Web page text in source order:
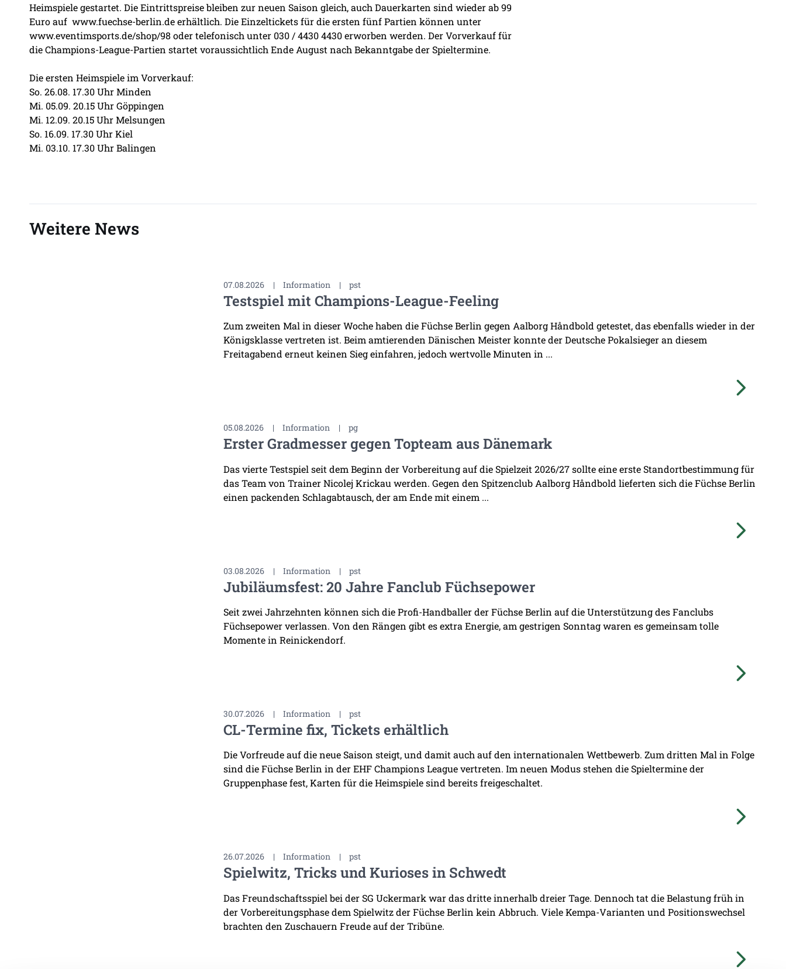
Heimspiele gestartet. Die Eintrittspreise bleiben zur neuen Saison gleich, auch Dauerkarten sind wieder ab 99
Euro auf www.fuechse-berlin.deerhältlich. Die Einzeltickets für die ersten fünf Partien können unter
www.eventimsports.de/shop/98 oder telefonisch unter 030 / 4430 4430 erworben werden. Der Vorverkauf für
die Champions-League-Partien startet voraussichtlich Ende August nach Bekanntgabe der Spieltermine.
Die ersten Heimspiele im Vorverkauf:
So. 26.08. 17.30 Uhr Minden
Mi. 05.09. 20.15 Uhr Göppingen
Mi. 12.09. 20.15 Uhr Melsungen
So. 16.09. 17.30 Uhr Kiel
Mi. 03.10. 17.30 Uhr Balingen
Weitere News
07.08.2026 | Information | pst
Testspiel mit Champions-League-Feeling
Zum zweiten Mal in dieser Woche haben die Füchse Berlin gegen Aalborg Håndbold getestet, das ebenfalls wieder in der
Königsklasse vertreten ist. Beim amtierenden Dänischen Meister konnte der Deutsche Pokalsieger an diesem
Freitagabend erneut keinen Sieg einfahren, jedoch wertvolle Minuten in ...
05.08.2026 | Information | pg
Erster Gradmesser gegen Topteam aus Dänemark
Das vierte Testspiel seit dem Beginn der Vorbereitung auf die Spielzeit 2026/27 sollte eine erste Standortbestimmung für
das Team von Trainer Nicolej Krickau werden. Gegen den Spitzenclub Aalborg Håndbold lieferten sich die Füchse Berlin
einen packenden Schlagabtausch, der am Ende mit einem ...
03.08.2026 | Information | pst
Jubiläumsfest: 20 Jahre Fanclub Füchsepower
Seit zwei Jahrzehnten können sich die Profi-Handballer der Füchse Berlin auf die Unterstützung des Fanclubs
Füchsepower verlassen. Von den Rängen gibt es extra Energie, am gestrigen Sonntag waren es gemeinsam tolle
Momente in Reinickendorf.
30.07.2026 | Information | pst
CL-Termine fix, Tickets erhältlich
Die Vorfreude auf die neue Saison steigt, und damit auch auf den internationalen Wettbewerb. Zum dritten Mal in Folge
sind die Füchse Berlin in der EHF Champions League vertreten. Im neuen Modus stehen die Spieltermine der
Gruppenphase fest, Karten für die Heimspiele sind bereits freigeschaltet.
26.07.2026 | Information | pst
Spielwitz, Tricks und Kurioses in Schwedt
Das Freundschaftsspiel bei der SG Uckermark war das dritte innerhalb dreier Tage. Dennoch tat die Belastung früh in
der Vorbereitungsphase dem Spielwitz der Füchse Berlin kein Abbruch. Viele Kempa-Varianten und Positionswechsel
brachten den Zuschauern Freude auf der Tribüne.